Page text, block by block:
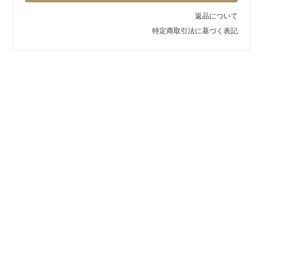
返品について
特定商取引法に基づく表記